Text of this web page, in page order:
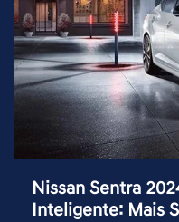
Nissan Sentra
Inteligente: Mais